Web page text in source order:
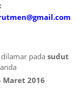
pada sudut
Maret 2016